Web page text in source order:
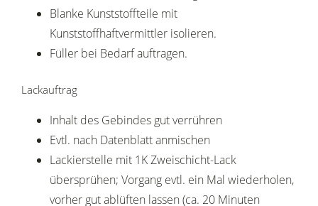
Blanke Kunststoffteile mit
Kunststoffhaftvermittler isolieren.
Füller bei Bedarf auftragen.
Lackauftrag
Inhalt des Gebindes gut verrühren
Evtl. nach Datenblatt anmischen
Lackierstelle mit 1K Zweischicht-Lack
übersprühen; Vorgang evtl. ein Mal wiederholen,
vorher gut ablüften lassen (ca. 20 Minuten